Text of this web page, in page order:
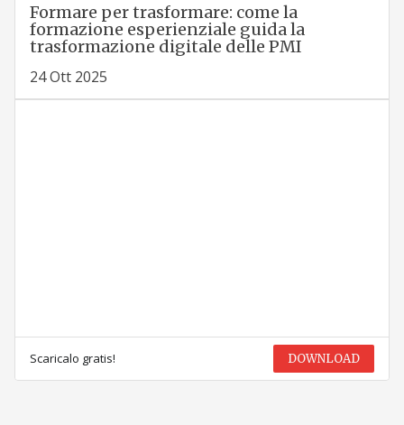
Formare per trasformare: come la
formazione esperienziale guida la
trasformazione digitale delle PMI
24 Ott 2025
Scaricalo gratis! DOWNLOAD